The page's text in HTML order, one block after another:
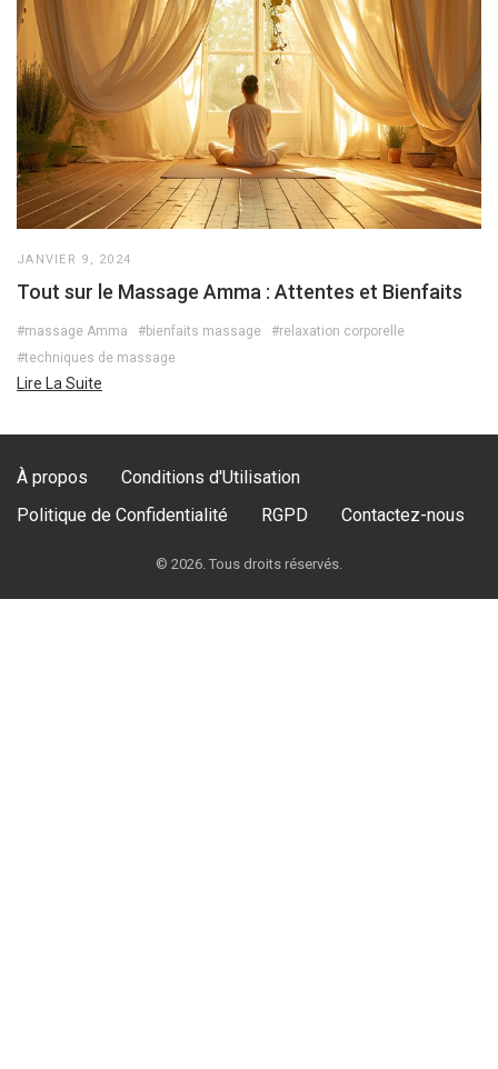
JANVIER 9, 2024
Tout sur le Massage Amma : Attentes et Bienfaits
#massage Amma #bienfaits massage
#relaxation corporelle
#techniques de massage
Lire La Suite
À propos
Conditions d'Utilisation
Politique de Confidentialité
RGPD Contactez-nous
© 2026. Tous droits réservés.